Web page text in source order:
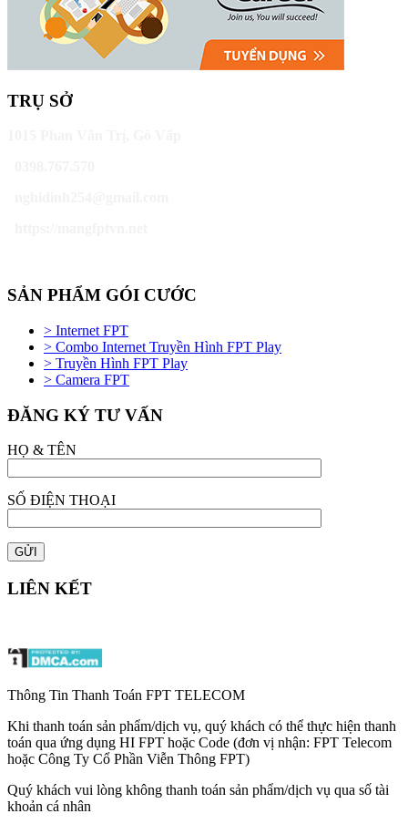
TRỤ SỞ
SẢN PHẨM GÓI CƯỚC
> Internet FPT
> Combo Internet Truyền Hình FPT Play
> Truyền Hình FPT Play
> Camera FPT
ĐĂNG KÝ TƯ VẤN
HỌ & TÊN
SỐ ĐIỆN THOẠI
LIÊN KẾT
Thông Tin Thanh Toán FPT TELECOM
Khi thanh toán sản phẩm/dịch vụ, quý khách có thể thực hiện thanh
toán qua ứng dụng HI FPT hoặc Code (đơn vị nhận: FPT Telecom
hoặc Công Ty Cổ Phần Viễn Thông FPT)
Quý khách vui lòng không thanh toán sản phẩm/dịch vụ qua số tài
khoản cá nhân